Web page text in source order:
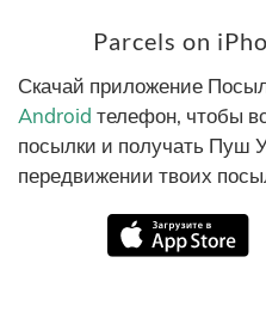
Parcels on
Скачай приложение
Android телефон, чтобы
посылки и получать Пуш
передвижении твоих